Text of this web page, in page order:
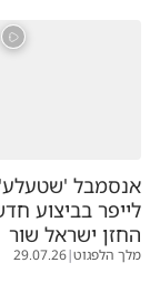
אנסמבל 'שטעלע'
לייפר בביצוע
החזן ישראל שור
מלך הלפגוט|
29.07.26